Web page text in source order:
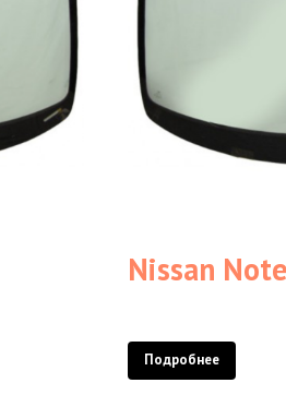
Nissan Note
Подробнее